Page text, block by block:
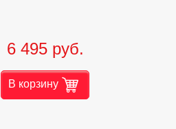
6 495 руб.
В корзину